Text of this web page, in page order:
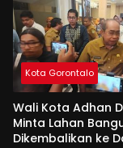
Kota Gorontalo
Wali Kota Adhan
Minta Lahan
Dikembalikan ke